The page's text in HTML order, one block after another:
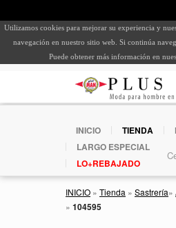
Utilizamos cookies para mejorar su experiencia y
navegación en nuestro sitio web. Si continúa
Puede obtener más información en
INICIO TIENDA
LARGO ESPECIAL
LO+REBAJADO
INICIO » Tienda » Sastrería»
» 104595